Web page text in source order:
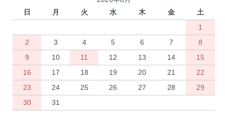
日
月 火 水 木 金
土
1
2
3 4 5 6 7
8
9
10 11 12 13 14
15
16
17 18 19 20 21
22
23
24 25 26 27 28
29
30
31